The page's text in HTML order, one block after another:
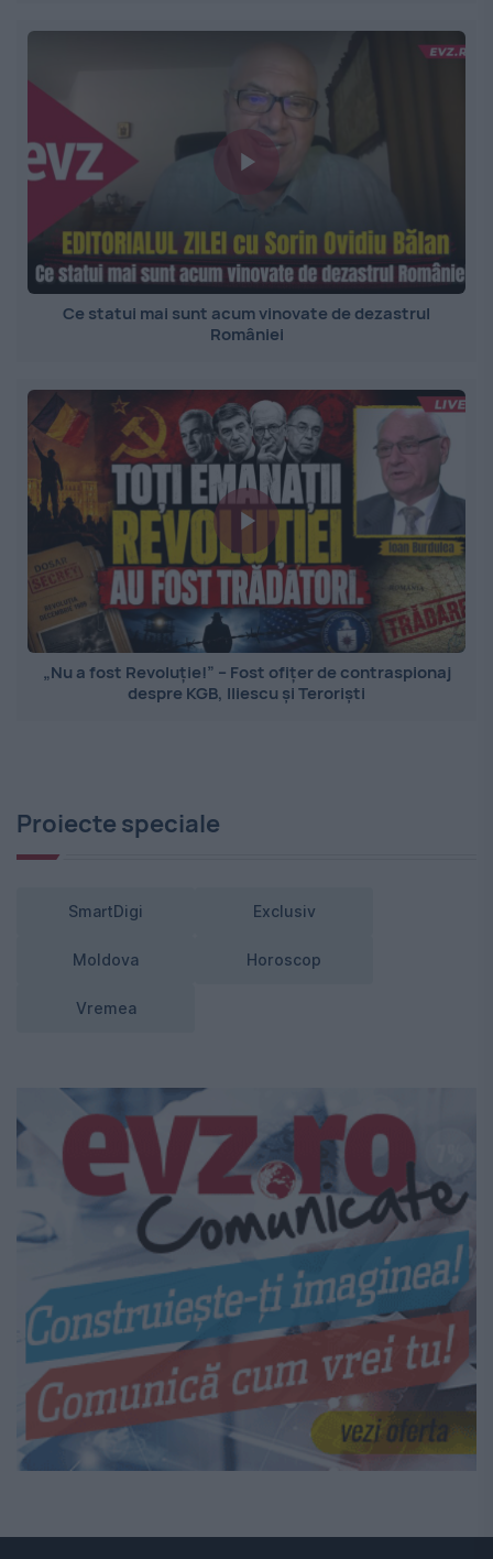
Ce statui mai sunt acum vinovate de dezastrul
României
„Nu a fost Revoluție!” – Fost ofițer de contraspionaj
despre KGB, Iliescu și Teroriști
Proiecte speciale
SmartDigi Exclusiv
Moldova Horoscop
Vremea